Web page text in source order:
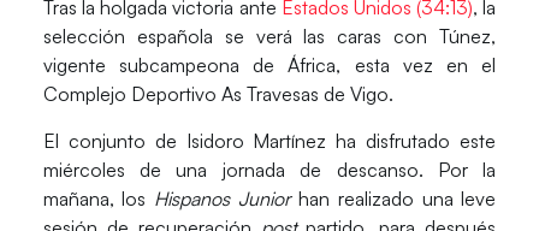
Tras la holgada victoria ante Estados Unidos (34:13), la
selección española se verá las caras conTúnez,
vigente subcampeona de África, esta vez en el
Complejo Deportivo As Travesas de Vigo.
El conjunto de Isidoro Martínez ha disfrutado este
miércoles de una jornada de descanso. Por la
mañana, los Hispanos Juniorhan realizado una leve